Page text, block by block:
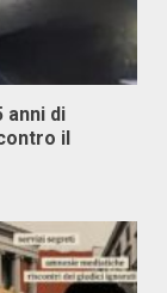
anni di
il